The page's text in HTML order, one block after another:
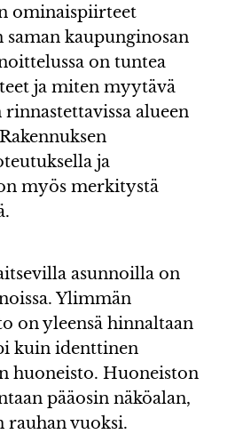
ominaispiirteet
kaupunginosan
on tuntea
ja miten myytävä
alueen
ja
myös merkitystä
asunnoilla on
Ylimmän
on yleensä hinnaltaan
kuin identtinen
huoneisto. Huoneiston
pääosin näköalan,
rauhan vuoksi.